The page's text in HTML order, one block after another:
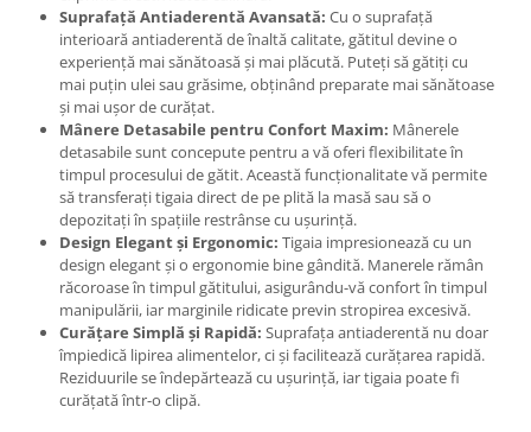
Suprafață Antiaderentă Avansată: Cu o suprafață
interioară antiaderentă de înaltă calitate, gătitul devine o
experiență mai sănătoasă și mai plăcută. Puteți să gătiți cu
mai puțin ulei sau grăsime, obținând preparate mai sănătoase
și mai ușor de curățat.
Mânere Detasabile pentru Confort Maxim: Mânerele
detasabile sunt concepute pentru a vă oferi flexibilitate în
timpul procesului de gătit. Această funcționalitate vă permite
să transferați tigaia direct de pe plită la masă sau să o
depozitați în spațiile restrânse cu ușurință.
Design Elegant și Ergonomic: Tigaia impresionează cu un
design elegant și o ergonomie bine gândită. Manerele rămân
răcoroase în timpul gătitului, asigurându-vă confort în timpul
manipulării, iar marginile ridicate previn stropirea excesivă.
Curățare Simplă și Rapidă: Suprafața antiaderentă nu doar
împiedică lipirea alimentelor, ci și facilitează curățarea rapidă.
Reziduurile se îndepărtează cu ușurință, iar tigaia poate fi
curățată într-o clipă.